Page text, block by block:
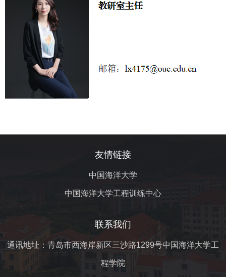
友情链接
中国海洋大学
中国海洋大学工程训练中心
联系我们
通讯地址：青岛市西海岸新区三沙路1299号中国海洋大学工
程学院